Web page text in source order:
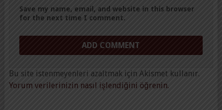
Save my name, email, and website in this browser
for the next time I comment.
Bu site istenmeyenleri azaltmak için Akismet kullanır.
Yorum verilerinizin nasıl işlendiğini öğrenin.